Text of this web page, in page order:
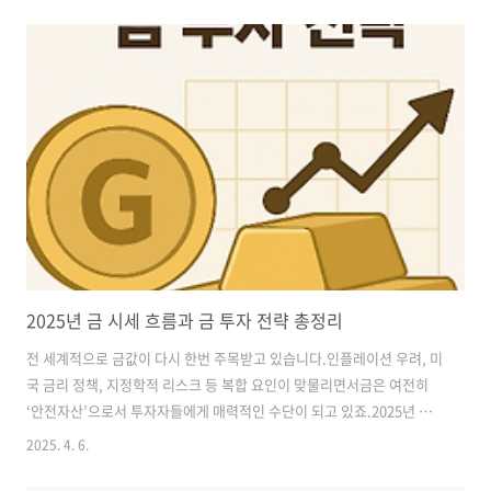
심으로 자세히 설명해드릴게요. ✅ 묵시적 갱신이란?묵시적 갱신은 말
그대로 계약서를 새로 쓰지 않고 자동으로 연장되는 상태를 의미합니다.
📌 적용 조건:전세계약이 만료되었지만,양측 모두 별다른 의사 표시 없
이 거주를 계속할 경우기존 조건(보증금, 기간 등) 그대로 다시 2년 계약
이 성립됨🔐 묵시적 갱신의 핵심 특징:항목내용계약서 작성없음 (묵시
적..
2025년 금 시세 흐름과 금 투자 전략 총정리
전 세계적으로 금값이 다시 한번 주목받고 있습니다.인플레이션 우려, 미
국 금리 정책, 지정학적 리스크 등 복합 요인이 맞물리면서금은 여전히
‘안전자산’으로서 투자자들에게 매력적인 수단이 되고 있죠.2025년 현
재 금 시세는 어떤 흐름을 보이고 있고,개인이 접근 가능한 금 투자 방식
2025. 4. 6.